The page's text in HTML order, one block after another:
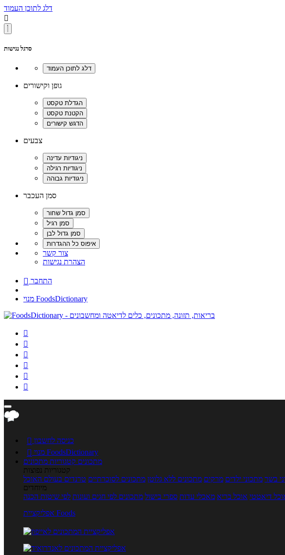
דלג לתוכן העמוד

סרגל נגישות
גופן וקישורים
צבעים
סמן העכבר
צור קשר
הצהרת נגישות
 התחבר
מנוי FoodsDictionary






 כניסה לחשבון

מנוי FoodsDictionary
מתכונים קטגוריות מתכונים
קטגוריות נפוצות
בשר מתכוני ילדים מרקים מתכונים ללא גלוטן מתכונים לסוכרתיים טרנדים בעולם האוכל
מיוחדים
דיאטטי אוכל בריא מאכלי עדות ספרי בישול מתכונים לפי חגים ועונות לפי שיטות הכנה
אפליקציית Foods